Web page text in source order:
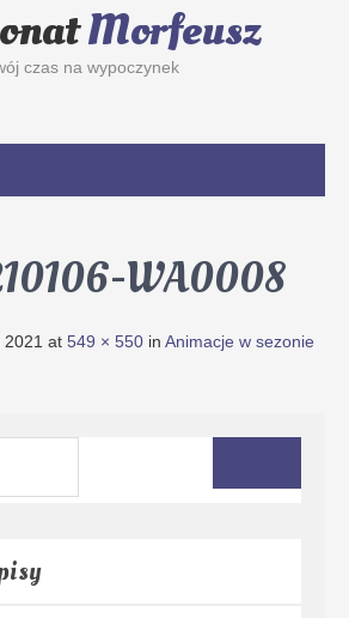
Morfeusz
czas na wypoczynek
WA0008
at 549 × 550 in Animacje w sezonie